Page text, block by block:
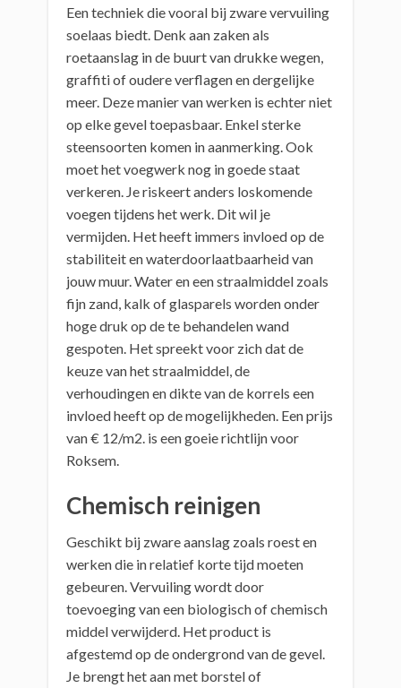
Een techniek die vooral bij zware vervuiling
soelaas biedt. Denk aan zaken als
roetaanslag in de buurt van drukke wegen,
graffiti of oudere verflagen en dergelijke
meer. Deze manier van werken is echter niet
op elke gevel toepasbaar. Enkel sterke
steensoorten komen in aanmerking. Ook
moet het voegwerk nog in goede staat
verkeren. Je riskeert anders loskomende
voegen tijdens het werk. Dit wil je
vermijden. Het heeft immers invloed op de
stabiliteit en waterdoorlaatbaarheid van
jouw muur. Water en een straalmiddel zoals
fijn zand, kalk of glasparels worden onder
hoge druk op de te behandelen wand
gespoten. Het spreekt voor zich dat de
keuze van het straalmiddel, de
verhoudingen en dikte van de korrels een
invloed heeft op de mogelijkheden. Een prijs
van € 12/m2. is een goeie richtlijn voor
Roksem.
Chemisch reinigen
Geschikt bij zware aanslag zoals roest en
werken die in relatief korte tijd moeten
gebeuren. Vervuiling wordt door
toevoeging van een biologisch of chemisch
middel verwijderd. Het product is
afgestemd op de ondergrond van de gevel.
Je brengt het aan met borstel of